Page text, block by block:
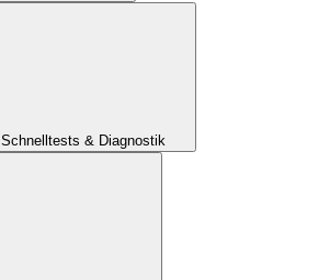
Schnelltests & Diagnostik